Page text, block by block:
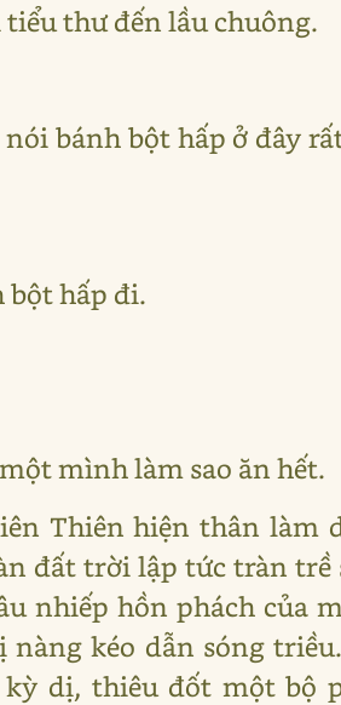
thư đến lầu chuông.
bánh bột hấp ở đây
bột hấp đi.
mình làm sao ăn hết.
Thiên hiện thân làm
đất trời lập tức tràn trề
nhiếp hồn phách của
nàng kéo dẫn sóng
dị, thiêu đốt một bộ